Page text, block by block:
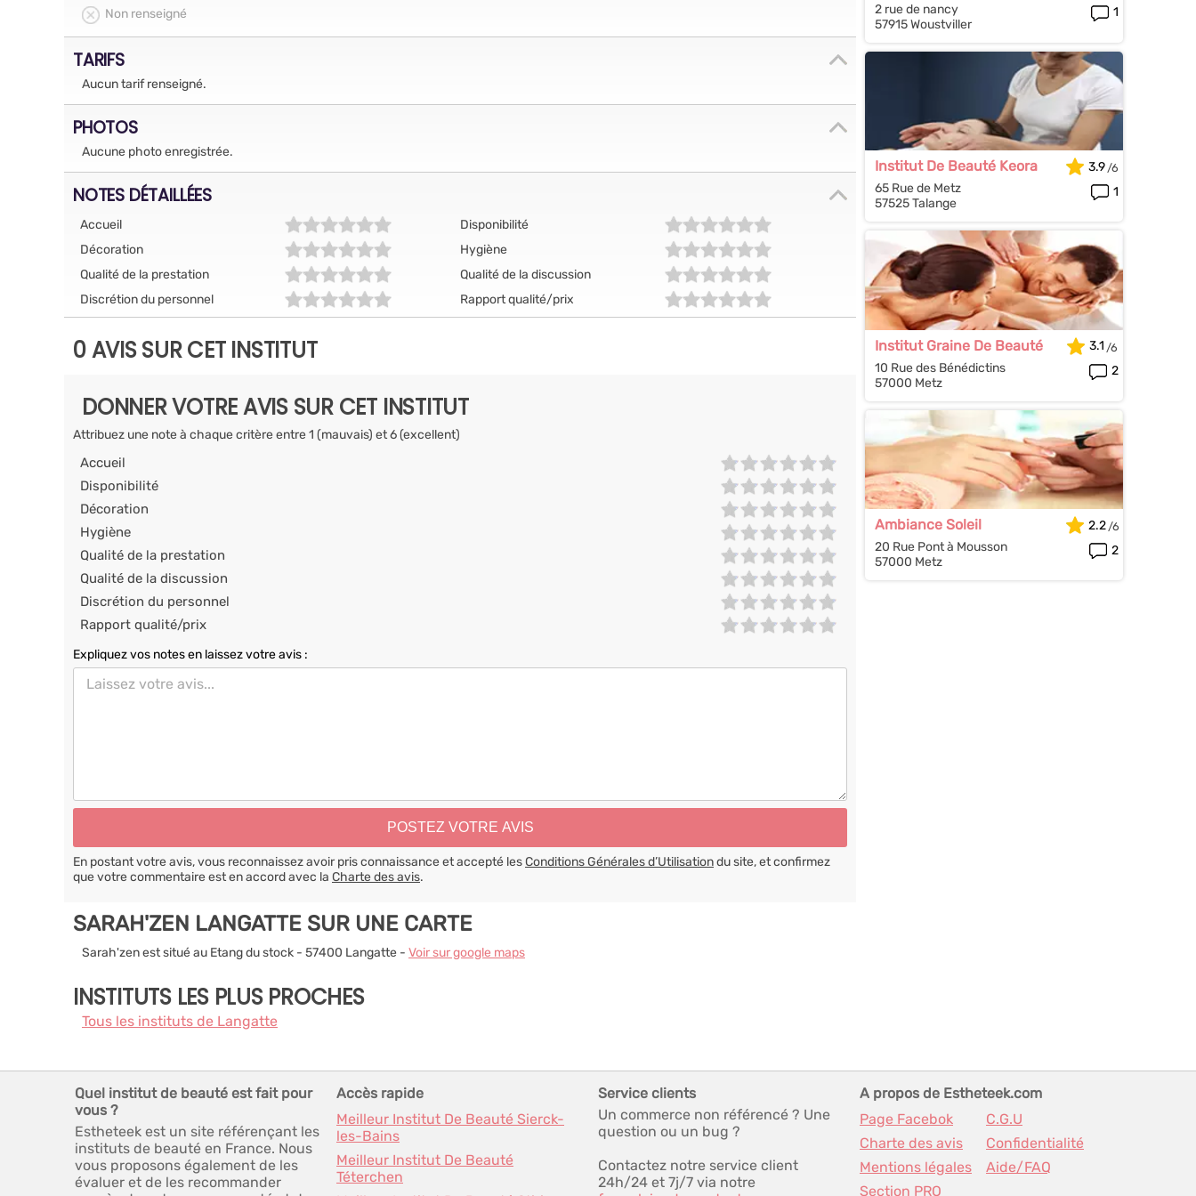
Non renseigné
TARIFS
Aucun tarif renseigné.
PHOTOS
Aucune photo enregistrée.
NOTES DÉTAILLÉES
Accueil
Disponibilité
Décoration
Hygiène
Qualité de la prestation
Qualité de la discussion
Discrétion du personnel
Rapport qualité/prix
0 AVIS SUR CET INSTITUT
DONNER VOTRE AVIS SUR CET INSTITUT
Attribuez une note à chaque critère entre 1 (mauvais) et 6 (excellent)
Accueil
Disponibilité
Décoration
Hygiène
Qualité de la prestation
Qualité de la discussion
Discrétion du personnel
Rapport qualité/prix
Expliquez vos notes en laissez votre avis :
En postant votre avis, vous reconnaissez avoir pris connaissance et accepté lesConditions Générales d’Utilisationdu site, et confirmez
que votre commentaire est en accord avec la Charte des avis.
SARAH'ZEN LANGATTE SUR UNE CARTE
Sarah'zen est situé au Etang du stock - 57400 Langatte - Voir sur google maps
INSTITUTS LES PLUS PROCHES
Tous les instituts de Langatte
2 rue de nancy
57915 Woustviller
1
Institut De Beauté Keora
65 Rue de Metz
57525 Talange
3.9
1
Institut Graine De Beauté
10 Rue des Bénédictins
57000 Metz
3.1
2
Ambiance Soleil
20 Rue Pont à Mousson
57000 Metz
2.2
2
Quel institut de beauté est fait pour
vous ?
Estheteek est un site référençant les
instituts de beauté en France. Nous
vous proposons également de les
évaluer et de les recommander
Accès rapide
Meilleur Institut De Beauté Sierck-
les-Bains
Meilleur Institut De Beauté
Téterchen
Service clients
Un commerce non référencé ? Une
question ou un bug ?
Contactez notre service client
24h/24 et 7j/7 via notre
A propos de Estheteek.com
Page Facebok
C.G.U
Charte des avis
Confidentialité
Mentions légales
Aide/FAQ
Section PRO